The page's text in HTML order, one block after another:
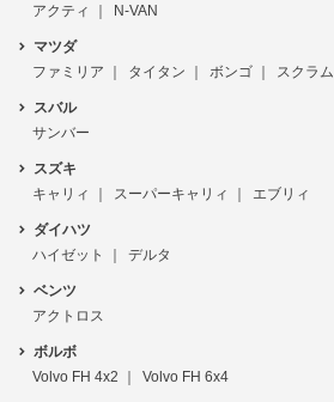
アクティ
N-VAN
マツダ
ファミリア
タイタン ボンゴ スクラム
スバル
サンバー
スズキ
キャリィ
スーパーキャリィ エブリィ
ダイハツ
ハイゼット
デルタ
ベンツ
アクトロス
ボルボ
Volvo FH 4x2
Volvo FH 6x4